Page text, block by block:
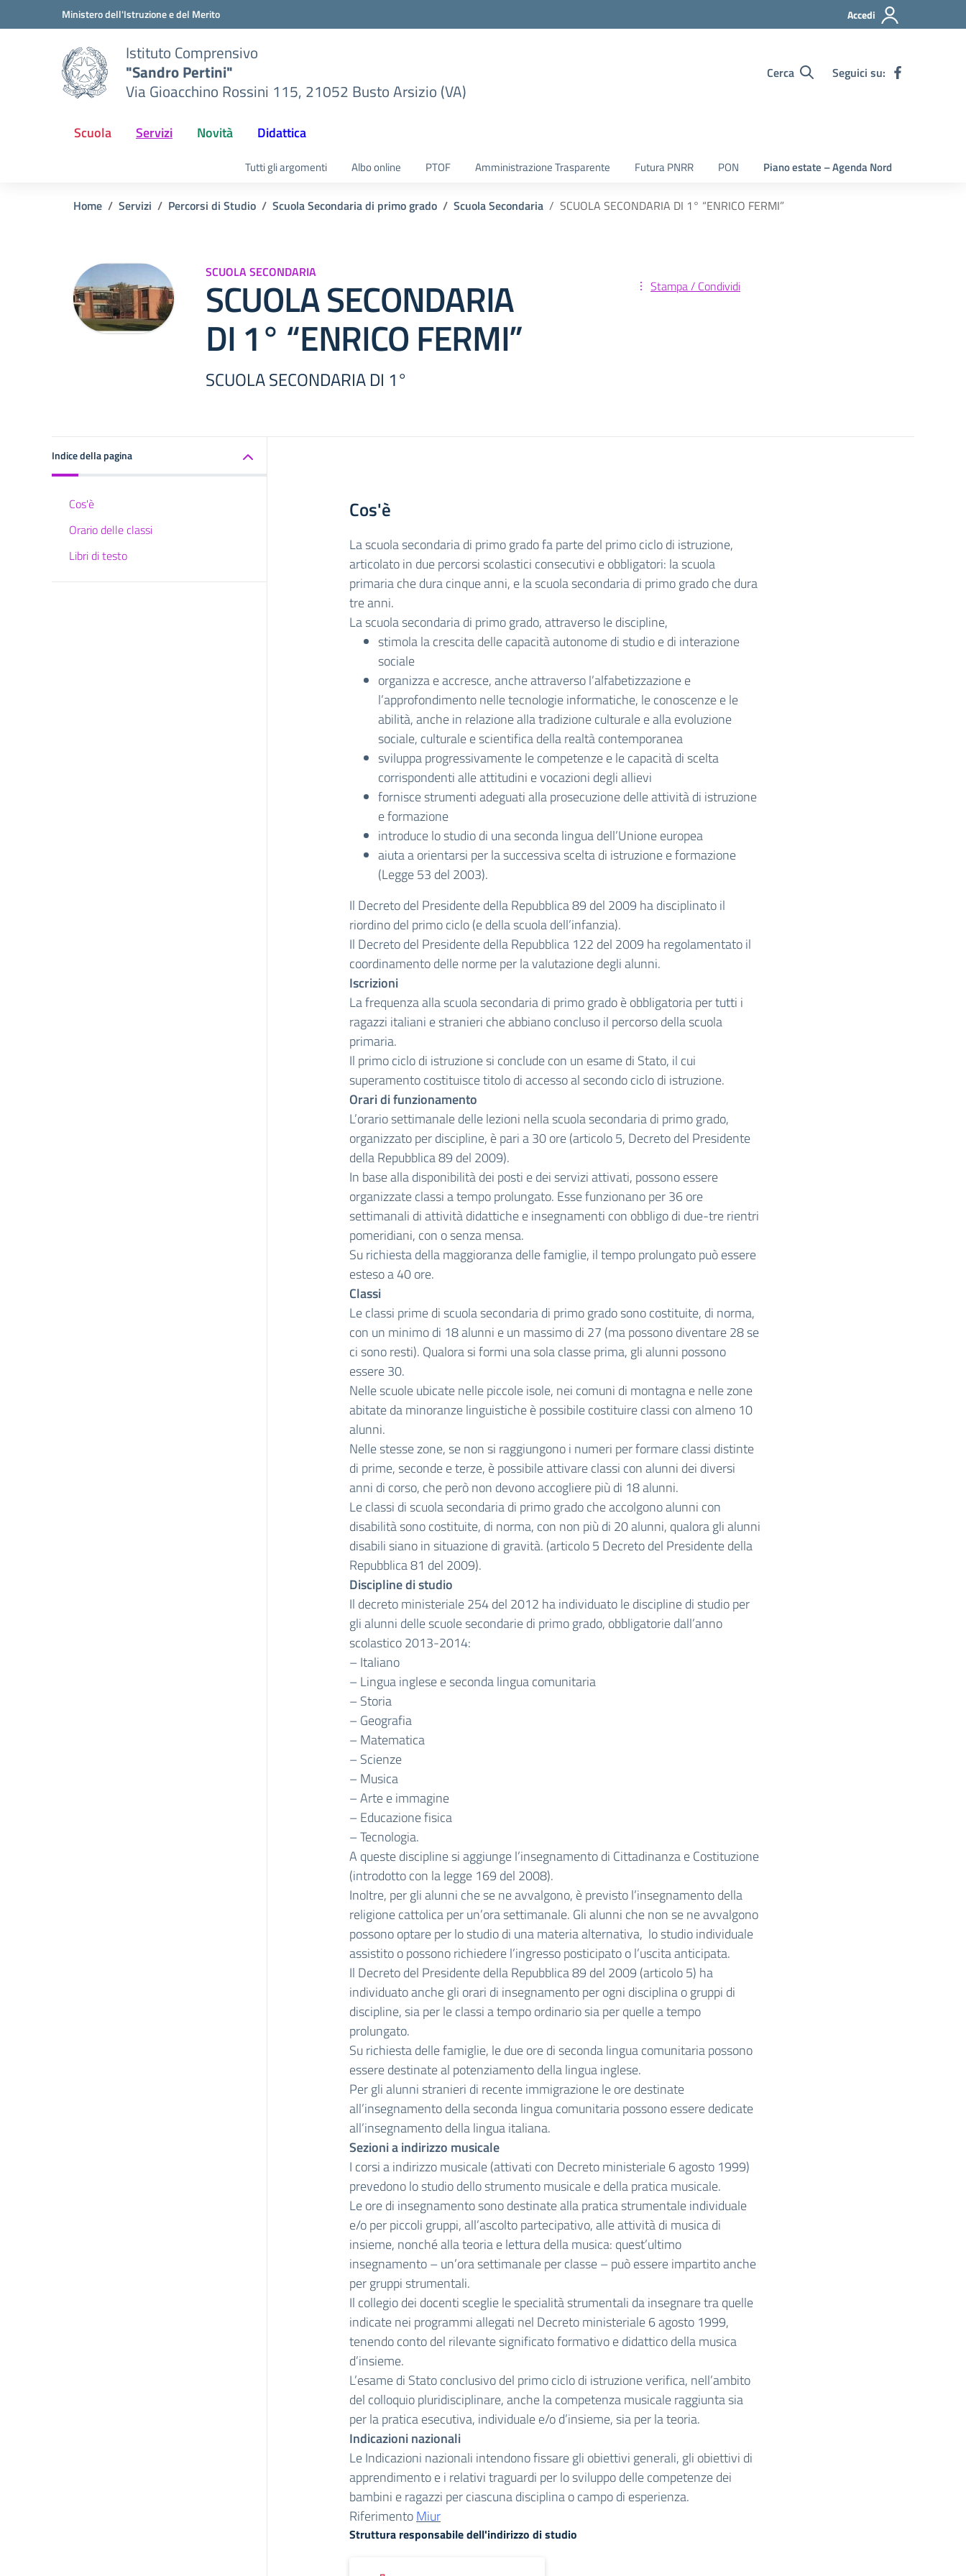
Vai ai contenuti
Vai al menu di navigazioneMinistero dell'Istruzione e del Merito Accedi
Istituto Comprensivo
"Sandro Pertini"
Via Gioacchino Rossini 115, 21052 Busto Arsizio (VA)
Cerca Seguici su:
Scuola Servizi Novità Didattica
Tutti gli argomenti Albo online PTOF Amministrazione Trasparente Futura PNRR PON Piano estate – Agenda Nord
Home Servizi Percorsi di Studio Scuola Secondaria di primo grado Scuola Secondaria SCUOLA SECONDARIA DI 1° “ENRICO FERMI”
SCUOLA SECONDARIA
SCUOLA SECONDARIA
DI 1° “ENRICO FERMI”
SCUOLA SECONDARIA DI 1°
Stampa / Condividi
Indice della pagina
Cos'è
Orario delle classi
Libri di testo
Cos'è
La scuola secondaria di primo grado fa parte del primo ciclo di istruzione,
articolato in due percorsi scolastici consecutivi e obbligatori: la scuola
primaria che dura cinque anni, e la scuola secondaria di primo grado che dura
tre anni.
La scuola secondaria di primo grado, attraverso le discipline,
stimola la crescita delle capacità autonome di studio e di interazione
sociale
organizza e accresce, anche attraverso l’alfabetizzazione e
l’approfondimento nelle tecnologie informatiche, le conoscenze e le
abilità, anche in relazione alla tradizione culturale e alla evoluzione
sociale, culturale e scientifica della realtà contemporanea
sviluppa progressivamente le competenze e le capacità di scelta
corrispondenti alle attitudini e vocazioni degli allievi
fornisce strumenti adeguati alla prosecuzione delle attività di istruzione
e formazione
introduce lo studio di una seconda lingua dell’Unione europea
aiuta a orientarsi per la successiva scelta di istruzione e formazione
(Legge 53 del 2003).
Il Decreto del Presidente della Repubblica 89 del 2009 ha disciplinato il
riordino del primo ciclo (e della scuola dell’infanzia).
Il Decreto del Presidente della Repubblica 122 del 2009 ha regolamentato il
coordinamento delle norme per la valutazione degli alunni.
Iscrizioni
La frequenza alla scuola secondaria di primo grado è obbligatoria per tutti i
ragazzi italiani e stranieri che abbiano concluso il percorso della scuola
primaria.
Il primo ciclo di istruzione si conclude con un esame di Stato, il cui
superamento costituisce titolo di accesso al secondo ciclo di istruzione.
Orari di funzionamento
L’orario settimanale delle lezioni nella scuola secondaria di primo grado,
organizzato per discipline, è pari a 30 ore (articolo 5, Decreto del Presidente
della Repubblica 89 del 2009).
In base alla disponibilità dei posti e dei servizi attivati, possono essere
organizzate classi a tempo prolungato. Esse funzionano per 36 ore
settimanali di attività didattiche e insegnamenti con obbligo di due-tre rientri
pomeridiani, con o senza mensa.
Su richiesta della maggioranza delle famiglie, il tempo prolungato può essere
esteso a 40 ore.
Classi
Le classi prime di scuola secondaria di primo grado sono costituite, di norma,
con un minimo di 18 alunni e un massimo di 27 (ma possono diventare 28 se
ci sono resti). Qualora si formi una sola classe prima, gli alunni possono
essere 30.
Nelle scuole ubicate nelle piccole isole, nei comuni di montagna e nelle zone
abitate da minoranze linguistiche è possibile costituire classi con almeno 10
alunni.
Nelle stesse zone, se non si raggiungono i numeri per formare classi distinte
di prime, seconde e terze, è possibile attivare classi con alunni dei diversi
anni di corso, che però non devono accogliere più di 18 alunni.
Le classi di scuola secondaria di primo grado che accolgono alunni con
disabilità sono costituite, di norma, con non più di 20 alunni, qualora gli alunni
disabili siano in situazione di gravità. (articolo 5 Decreto del Presidente della
Repubblica 81 del 2009).
Discipline di studio
Il decreto ministeriale 254 del 2012 ha individuato le discipline di studio per
gli alunni delle scuole secondarie di primo grado, obbligatorie dall’anno
scolastico 2013-2014:
– Italiano
– Lingua inglese e seconda lingua comunitaria
– Storia
– Geografia
– Matematica
– Scienze
– Musica
– Arte e immagine
– Educazione fisica
– Tecnologia.
A queste discipline si aggiunge l’insegnamento di Cittadinanza e Costituzione
(introdotto con la legge 169 del 2008).
Inoltre, per gli alunni che se ne avvalgono, è previsto l’insegnamento della
religione cattolica per un’ora settimanale. Gli alunni che non se ne avvalgono
possono optare per lo studio di una materia alternativa, lo studio individuale
assistito o possono richiedere l’ingresso posticipato o l’uscita anticipata.
Il Decreto del Presidente della Repubblica 89 del 2009 (articolo 5) ha
individuato anche gli orari di insegnamento per ogni disciplina o gruppi di
discipline, sia per le classi a tempo ordinario sia per quelle a tempo
prolungato.
Su richiesta delle famiglie, le due ore di seconda lingua comunitaria possono
essere destinate al potenziamento della lingua inglese.
Per gli alunni stranieri di recente immigrazione le ore destinate
all’insegnamento della seconda lingua comunitaria possono essere dedicate
all’insegnamento della lingua italiana.
Sezioni a indirizzo musicale
I corsi a indirizzo musicale (attivati con Decreto ministeriale 6 agosto 1999)
prevedono lo studio dello strumento musicale e della pratica musicale.
Le ore di insegnamento sono destinate alla pratica strumentale individuale
e/o per piccoli gruppi, all’ascolto partecipativo, alle attività di musica di
insieme, nonché alla teoria e lettura della musica: quest’ultimo
insegnamento – un’ora settimanale per classe – può essere impartito anche
per gruppi strumentali.
Il collegio dei docenti sceglie le specialità strumentali da insegnare tra quelle
indicate nei programmi allegati nel Decreto ministeriale 6 agosto 1999,
tenendo conto del rilevante significato formativo e didattico della musica
d’insieme.
L’esame di Stato conclusivo del primo ciclo di istruzione verifica, nell’ambito
del colloquio pluridisciplinare, anche la competenza musicale raggiunta sia
per la pratica esecutiva, individuale e/o d’insieme, sia per la teoria.
Indicazioni nazionali
Le Indicazioni nazionali intendono fissare gli obiettivi generali, gli obiettivi di
apprendimento e i relativi traguardi per lo sviluppo delle competenze dei
bambini e ragazzi per ciascuna disciplina o campo di esperienza.
RiferimentoMiur
Struttura responsabile dell'indirizzo di studio